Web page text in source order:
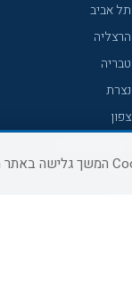
תל אביב
הרצליה
טבריה
נצרת
צפון
נתניה